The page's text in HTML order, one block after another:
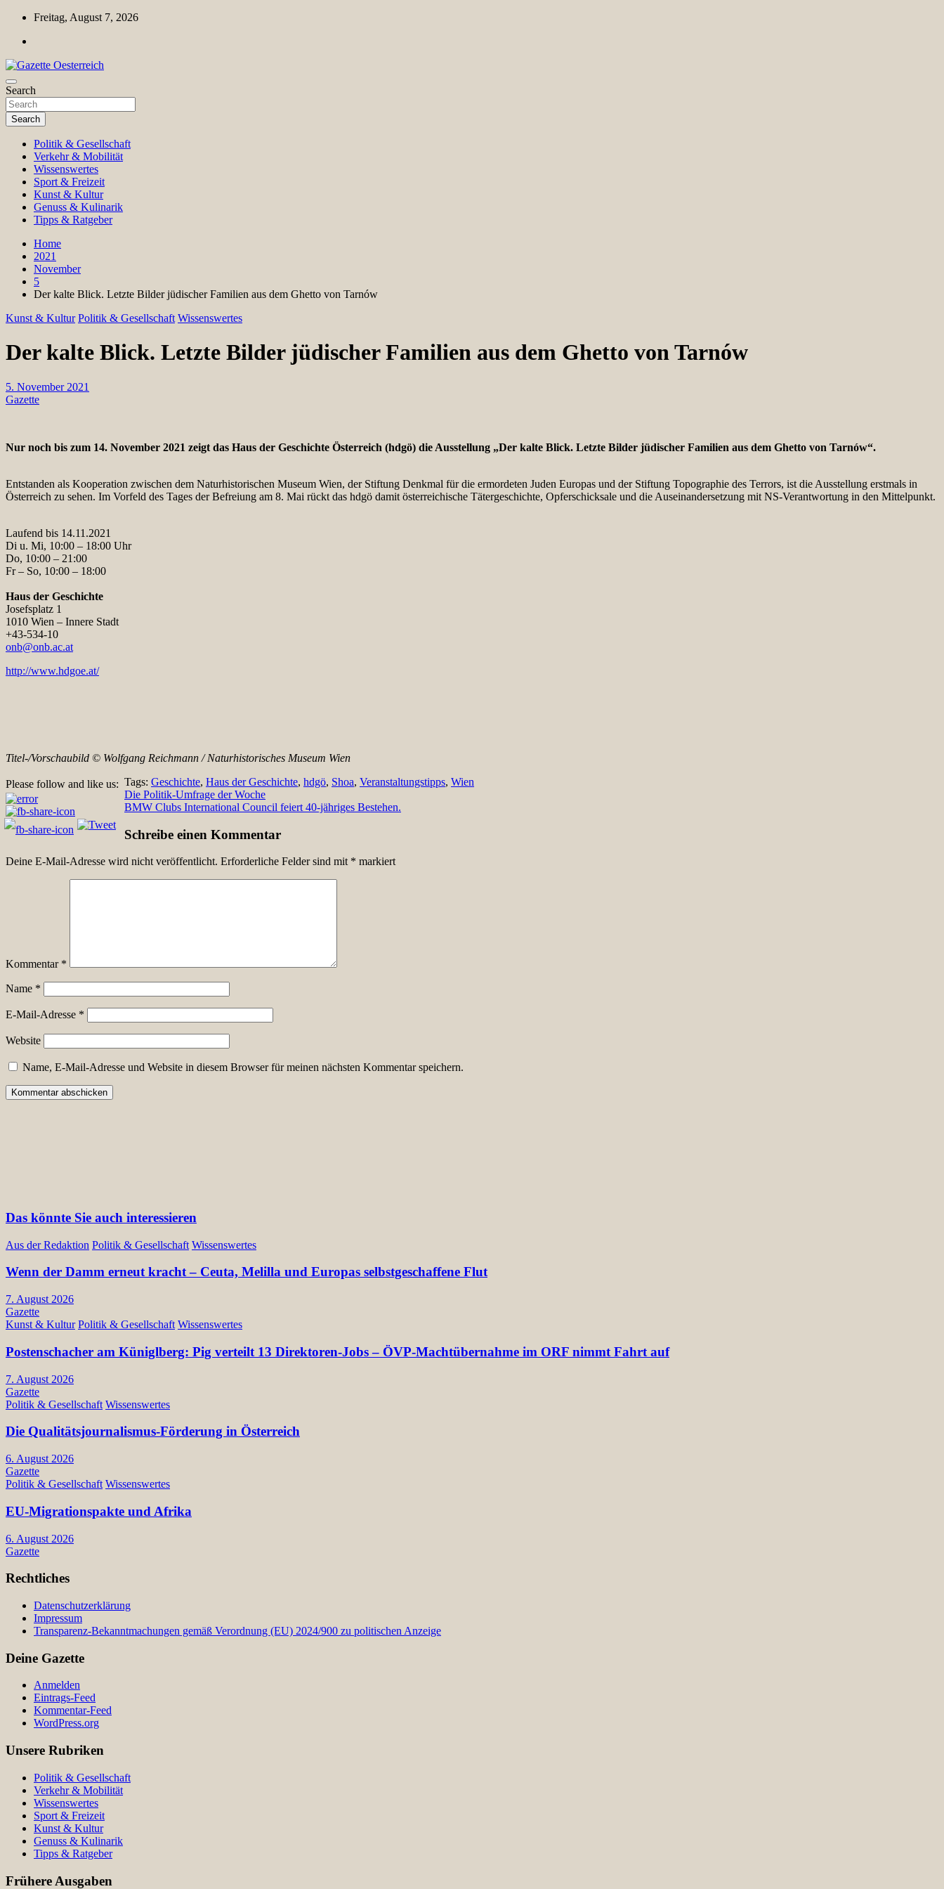
Skip
content
Freitag, August 7, 2026
Gazette Oesterreich
Magazin für Freizeit, Politik, Kultur & Wissenschaft
Search
Search
Politik & Gesellschaft
Verkehr & Mobilität
Wissenswertes
Sport & Freizeit
Kunst & Kultur
Genuss & Kulinarik
Tipps & Ratgeber
Home
2021
November
5
Der kalte Blick. Letzte Bilder jüdischer Familien aus dem Ghetto von Tarnów
Kunst & Kultur Politik & Gesellschaft Wissenswertes
Der kalte Blick. Letzte Bilder jüdischer Familien aus dem Ghetto von Tarnów
5. November 2021
Gazette
Nur noch bis zum 14. November 2021 zeigt das Haus der Geschichte Österreich (hdgö) die Ausstellung „Der kalte Blick. Letzte Bilder jüdischer Familien aus dem Ghetto von Tarnów“.
Entstanden als Kooperation zwischen dem Naturhistorischen Museum Wien, der Stiftung Denkmal für die ermordeten Juden Europas und der Stiftung Topographie des Terrors, ist die Ausstellung erstmals in
Österreich zu sehen. Im Vorfeld des Tages der Befreiung am 8. Mai rückt das hdgö damit österreichische Tätergeschichte, Opferschicksale und die Auseinandersetzung mit NS-Verantwortung in den Mittelpunkt.
Laufend bis 14.11.2021
Di u. Mi, 10:00 – 18:00 Uhr
Do, 10:00 – 21:00
Fr – So, 10:00 – 18:00
Haus der Geschichte
Josefsplatz 1
1010 Wien – Innere Stadt
+43-534-10
onb@onb.ac.at
http://www.hdgoe.at/
Titel-/Vorschaubild © Wolfgang Reichmann / Naturhistorisches Museum Wien
Please follow and like us: Tags: Geschichte, Haus der Geschichte, hdgö, Shoa, Veranstaltungstipps, Wien
BeitragsnavigationDie Politik-Umfrage der Woche
BMW Clubs International Council feiert 40-jähriges Bestehen.
Schreibe einen Kommentar
Deine E-Mail-Adresse wird nicht veröffentlicht. Erforderliche Felder sind mit * markiert
Kommentar *
Name *
E-Mail-Adresse *
Website
Name, E-Mail-Adresse und Website in diesem Browser für meinen nächsten Kommentar speichern.
Das könnte Sie auch interessieren
Aus der Redaktion Politik & Gesellschaft Wissenswertes
Wenn der Damm erneut kracht – Ceuta, Melilla und Europas selbstgeschaffene Flut
7. August 2026
Gazette
Kunst & Kultur Politik & Gesellschaft Wissenswertes
Postenschacher am Küniglberg: Pig verteilt 13 Direktoren-Jobs – ÖVP-Machtübernahme im ORF nimmt Fahrt auf
7. August 2026
Gazette
Politik & Gesellschaft Wissenswertes
Die Qualitätsjournalismus-Förderung in Österreich
6. August 2026
Gazette
Politik & Gesellschaft Wissenswertes
EU-Migrationspakte und Afrika
6. August 2026
Gazette
Rechtliches
Datenschutzerklärung
Impressum
Transparenz-Bekanntmachungen gemäß Verordnung (EU) 2024/900 zu politischen Anzeige
Deine Gazette
Anmelden
Eintrags-Feed
Kommentar-Feed
WordPress.org
Unsere Rubriken
Politik & Gesellschaft
Verkehr & Mobilität
Wissenswertes
Sport & Freizeit
Kunst & Kultur
Genuss & Kulinarik
Tipps & Ratgeber
Frühere Ausgaben